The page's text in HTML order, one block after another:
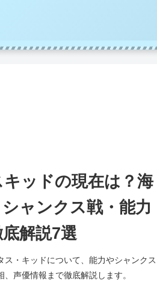
ッドの現在は？海
ャンクス戦・能力
解説7選
ス・キッドについて、能力やシャンクス
声優情報まで徹底解説します。